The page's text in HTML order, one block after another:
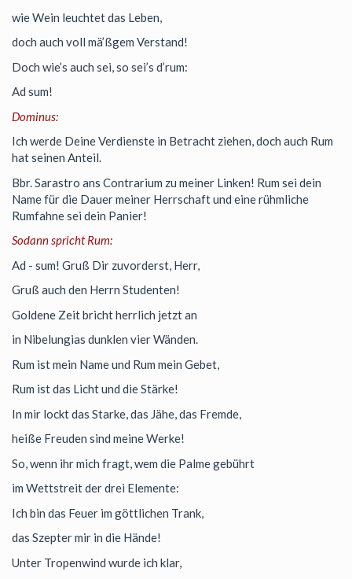
wie Wein leuchtet das Leben,
doch auch voll mä’ßgem Verstand!
Doch wie’s auch sei, so sei’s d’rum:
Ad sum!
Dominus:
Ich werde Deine Verdienste in Betracht ziehen, doch auch Rum
hat seinen Anteil.
Bbr. Sarastro ans Contrarium zu meiner Linken! Rum sei dein
Name für die Dauer meiner Herrschaft und eine rühmliche
Rumfahne sei dein Panier!
Sodann spricht Rum:
Ad - sum! Gruß Dir zuvorderst, Herr,
Gruß auch den Herrn Studenten!
Goldene Zeit bricht herrlich jetzt an
in Nibelungias dunklen vier Wänden.
Rum ist mein Name und Rum mein Gebet,
Rum ist das Licht und die Stärke!
In mir lockt das Starke, das Jähe, das Fremde,
heiße Freuden sind meine Werke!
So, wenn ihr mich fragt, wem die Palme gebührt
im Wettstreit der drei Elemente:
Ich bin das Feuer im göttlichen Trank,
das Szepter mir in die Hände!
Unter Tropenwind wurde ich klar,